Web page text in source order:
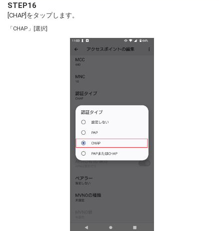
STEP16
[CHAP]をタップします。
「CHAP」[選択]